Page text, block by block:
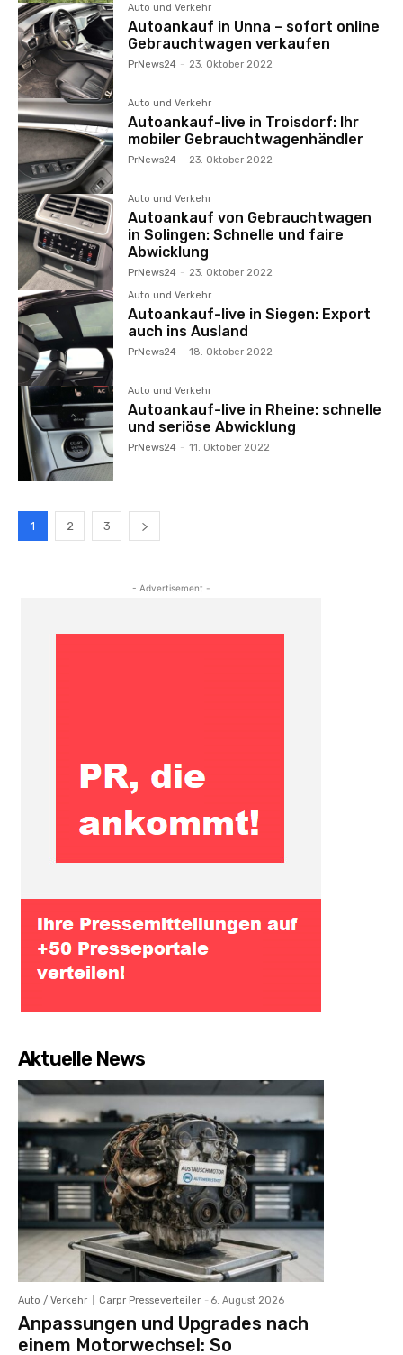
Auto und Verkehr
Autoankauf in Unna – sofort online
Gebrauchtwagen verkaufen
PrNews24 - 23. Oktober 2022
Auto und Verkehr
Autoankauf-live in Troisdorf: Ihr
mobiler Gebrauchtwagenhändler
PrNews24 - 23. Oktober 2022
Auto und Verkehr
Autoankauf von Gebrauchtwagen
in Solingen: Schnelle und faire
Abwicklung
PrNews24 - 23. Oktober 2022
Auto und Verkehr
Autoankauf-live in Siegen: Export
auch ins Ausland
PrNews24 - 18. Oktober 2022
Auto und Verkehr
Autoankauf-live in Rheine: schnelle
und seriöse Abwicklung
PrNews24 - 11. Oktober 2022
1 2 3
- Advertisement -
Aktuelle News
Auto / Verkehr Carpr Presseverteiler - 6. August 2026
Anpassungen und Upgrades nach
einem Motorwechsel: So